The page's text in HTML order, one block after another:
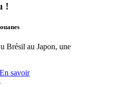
!
Brésil au Japon, une
En savoir